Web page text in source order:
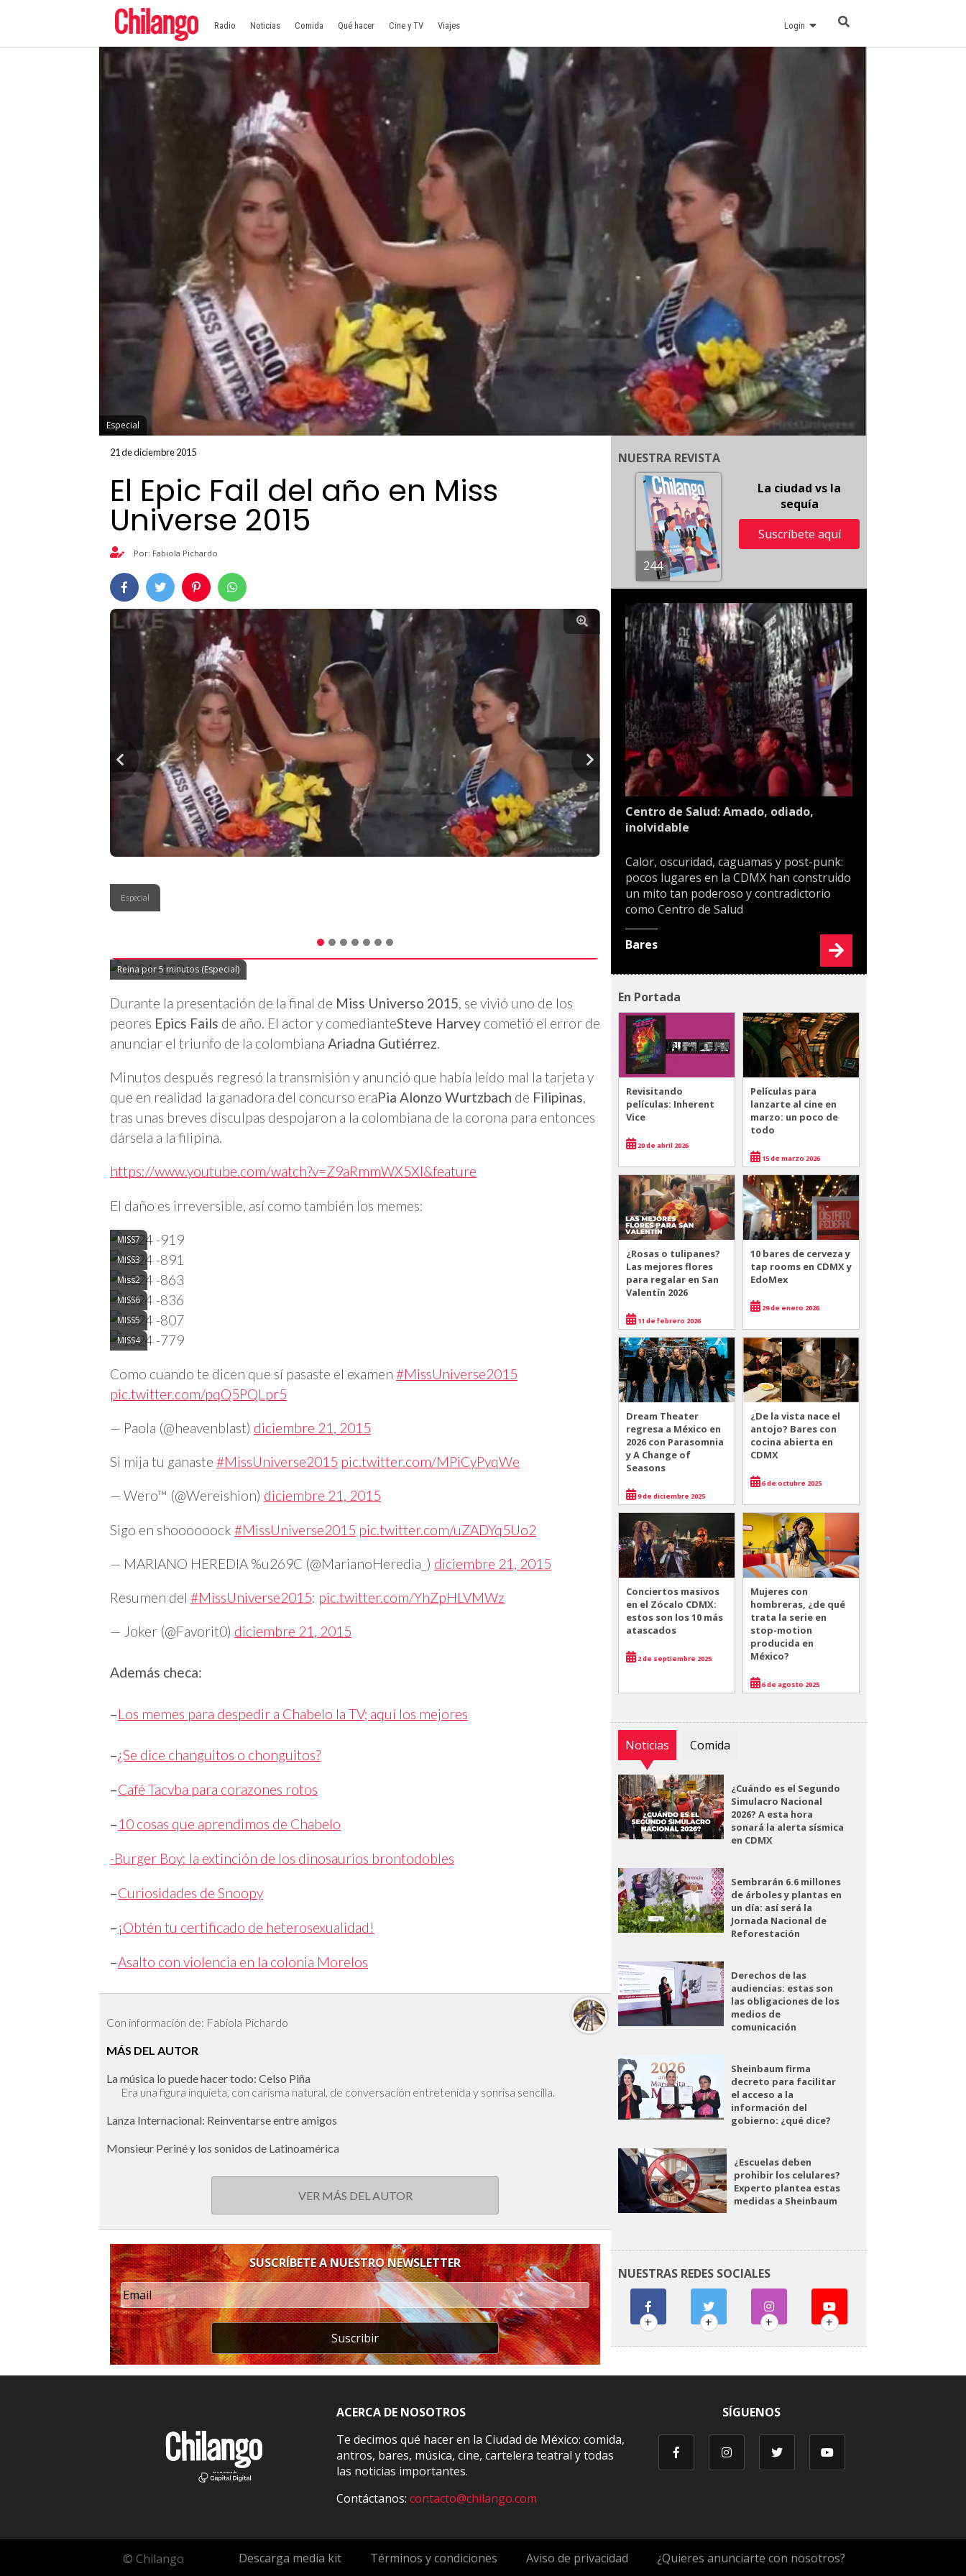
Radio Noticias Comida Qué hacer Cine y TV Viajes Login
Especial
21 de diciembre 2015
El Epic Fail del año en Miss
Universe 2015
Por: Fabiola Pichardo
Especial
Reina por 5 minutos (Especial)
Durante la presentación de la final de Miss Universo 2015, se vivió uno de los
peores Epics Fails de año. El actor y comedianteSteve Harvey cometió el error de
anunciar el triunfo de la colombiana Ariadna Gutiérrez.
Minutos después regresó la transmisión y anunció que había leído mal la tarjeta y
que en realidad la ganadora del concurso eraPia Alonzo Wurtzbach de Filipinas,
tras unas breves disculpas despojaron a la colombiana de la corona para entonces
dársela a la filipina.
https://www.youtube.com/watch?v=Z9aRmmWX5XI&feature
El daño es irreversible, así como también los memes:
MISS7
MISS3
Miss2
MISS6
MISS5
MISS4
Como cuando te dicen que sí pasaste el examen #MissUniverse2015
pic.twitter.com/pqQ5PQLpr5
— Paola (@heavenblast) diciembre 21, 2015
Si mija tu ganaste #MissUniverse2015 pic.twitter.com/MPiCyPyqWe
— Wero™ (@Wereishion) diciembre 21, 2015
Sigo en shoooooock #MissUniverse2015 pic.twitter.com/uZADYq5Uo2
— MARIANO HEREDIA %u269C (@MarianoHeredia_) diciembre 21, 2015
Resumen del #MissUniverse2015: pic.twitter.com/YhZpHLVMWz
— Joker (@Favorit0) diciembre 21, 2015
Además checa:
–Los memes para despedir a Chabelo la TV; aquí los mejores
–¿Se dice changuitos o chonguitos?
–Café Tacvba para corazones rotos
–10 cosas que aprendimos de Chabelo
-Burger Boy: la extinción de los dinosaurios brontodobles
–Curiosidades de Snoopy
–¡Obtén tu certificado de heterosexualidad!
–Asalto con violencia en la colonia Morelos
Con información de: Fabiola Pichardo
MÁS DEL AUTOR
La música lo puede hacer todo: Celso Piña
Era una figura inquieta, con carisma natural, de conversación entretenida y sonrisa sencilla.
Lanza Internacional: Reinventarse entre amigos
Monsieur Periné y los sonidos de Latinoamérica
VER MÁS DEL AUTOR
SUSCRÍBETE A NUESTRO NEWSLETTER
Suscribir
NUESTRA REVISTA
244
La ciudad vs la
sequía
Suscríbete aquí
Centro de Salud: Amado, odiado,
inolvidable
Calor, oscuridad, caguamas y post-punk:
pocos lugares en la CDMX han construido
un mito tan poderoso y contradictorio
como Centro de Salud
Bares
En Portada
Revisitando
películas: Inherent
Vice
20 de abril 2026
Películas para
lanzarte al cine en
marzo: un poco de
todo
15 de marzo 2026
¿Rosas o tulipanes?
Las mejores flores
para regalar en San
Valentín 2026
11 de febrero 2026
10 bares de cerveza y
tap rooms en CDMX y
EdoMex
29 de enero 2026
Dream Theater
regresa a México en
2026 con Parasomnia
y A Change of
Seasons
9 de diciembre 2025
¿De la vista nace el
antojo? Bares con
cocina abierta en
CDMX
6 de octubre 2025
Conciertos masivos
en el Zócalo CDMX:
estos son los 10 más
atascados
2 de septiembre 2025
Mujeres con
hombreras, ¿de qué
trata la serie en
stop-motion
producida en
México?
6 de agosto 2025
Noticias Comida
¿Cuándo es el Segundo
Simulacro Nacional
2026? A esta hora
sonará la alerta sísmica
en CDMX
Sembrarán 6.6 millones
de árboles y plantas en
un día: así será la
Jornada Nacional de
Reforestación
Derechos de las
audiencias: estas son
las obligaciones de los
medios de
comunicación
Sheinbaum firma
decreto para facilitar
el acceso a la
información del
gobierno: ¿qué dice?
¿Escuelas deben
prohibir los celulares?
Experto plantea estas
medidas a Sheinbaum
NUESTRAS REDES SOCIALES
+ + + +
ACERCA DE NOSOTROS
Te decimos qué hacer en la Ciudad de México: comida,
antros, bares, música, cine, cartelera teatral y todas
las noticias importantes.
Contáctanos:contacto@chilango.com
SÍGUENOS
© Chilango Descarga media kit Términos y condiciones Aviso de privacidad ¿Quieres anunciarte con nosotros?